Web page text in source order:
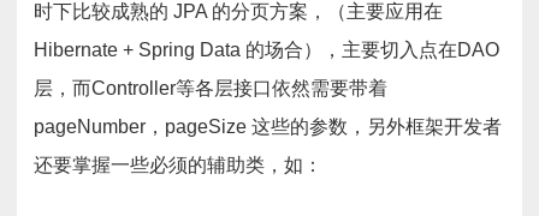
时下比较成熟的 JPA 的分页方案，（主要应用在
Hibernate + Spring Data 的场合），主要切入点在DAO
层，而Controller等各层接口依然需要带着
pageNumber，pageSize 这些的参数，另外框架开发者
还要掌握一些必须的辅助类，如：